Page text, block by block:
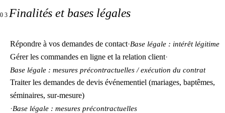
03 Finalités et bases légales
Répondre à vos demandes de contact·Base légale : intérêt légitime
Gérer les commandes en ligne et la relation client·
Base légale : mesures précontractuelles / exécution du contrat
Traiter les demandes de devis événementiel (mariages, baptêmes,
séminaires, sur-mesure)
·Base légale : mesures précontractuelles